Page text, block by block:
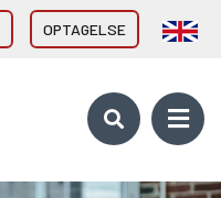
OPTAGELSE